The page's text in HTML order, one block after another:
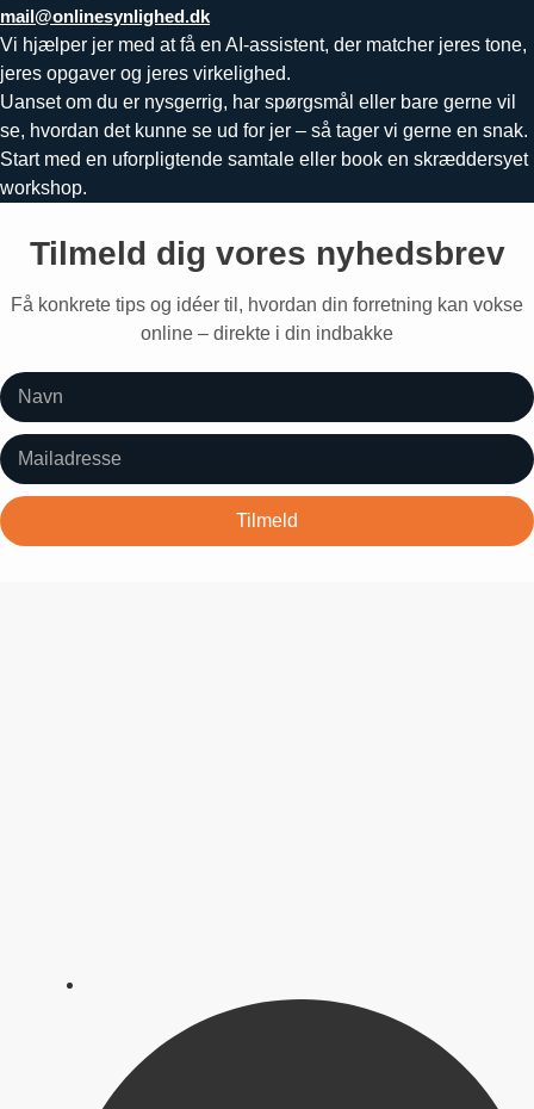
mail@onlinesynlighed.dk
Vi hjælper jer med at få en AI-assistent, der matcher jeres tone,
jeres opgaver og jeres virkelighed.
Uanset om du er nysgerrig, har spørgsmål eller bare gerne vil
se, hvordan det kunne se ud for jer – så tager vi gerne en snak.
Start med en uforpligtende samtale eller book en skræddersyet
workshop.
Tilmeld dig vores nyhedsbrev
Få konkrete tips og idéer til, hvordan din forretning kan vokse
online – direkte i din indbakke